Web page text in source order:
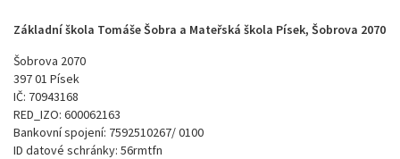
Základní škola Tomáše Šobra a Mateřská škola Písek, Šobrova 2070
Šobrova 2070
397 01 Písek
IČ: 70943168
RED_IZO: 600062163
Bankovní spojení: 7592510267/ 0100
ID datové schránky: 56rmtfn